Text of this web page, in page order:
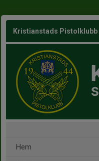
Kristianstads Pistolklubb
Hem